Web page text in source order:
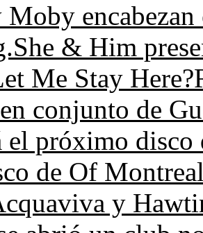
Moby
She & Him
Me Stay Here?
conjunto de
el próximo disco
de Of
y